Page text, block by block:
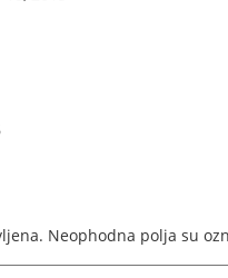
Neophodna polja su